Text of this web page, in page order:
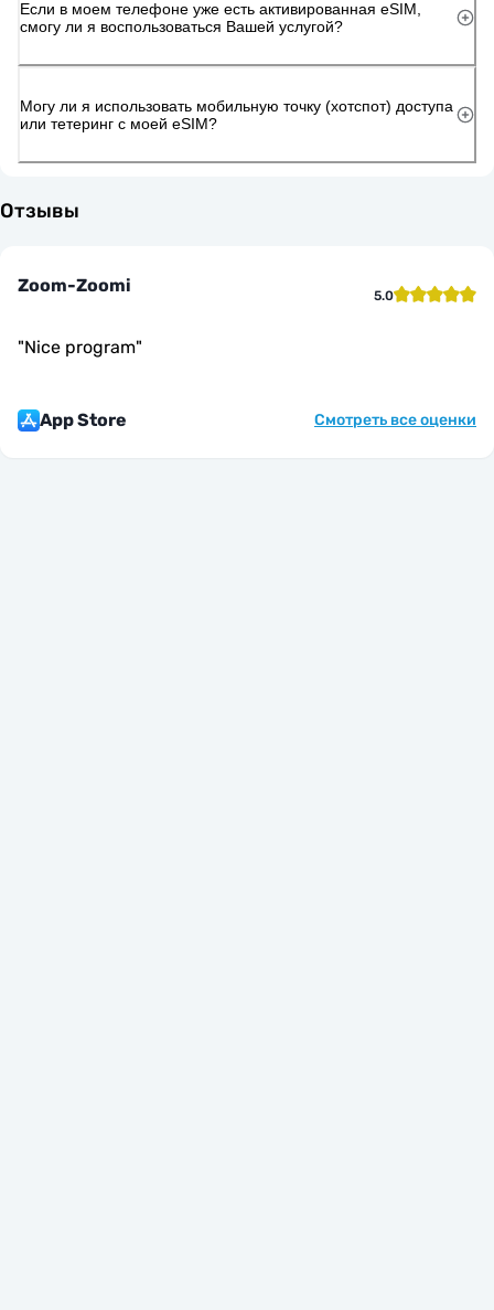
Если в моем телефоне уже есть активированная eSIM,
смогу ли я воспользоваться Вашей услугой?
Могу ли я использовать мобильную точку (хотспот) доступа
или тетеринг с моей eSIM?
Отзывы
Zoom-Zoomi 5.0
"Nice program"
App Store Смотреть все оценки